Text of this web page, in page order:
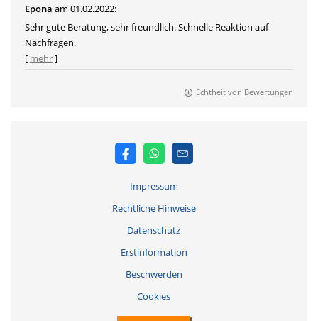
Epona am 01.02.2022:
Sehr gute Beratung, sehr freundlich. Schnelle Reaktion auf
Nachfragen.
[ mehr]
Echtheit von Bewertungen
Impressum
Rechtliche Hinweise
Datenschutz
Erstinformation
Beschwerden
Cookies